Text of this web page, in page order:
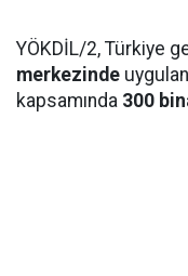
YÖKDİL/2, Türkiye
merkezinde
kapsamında 300